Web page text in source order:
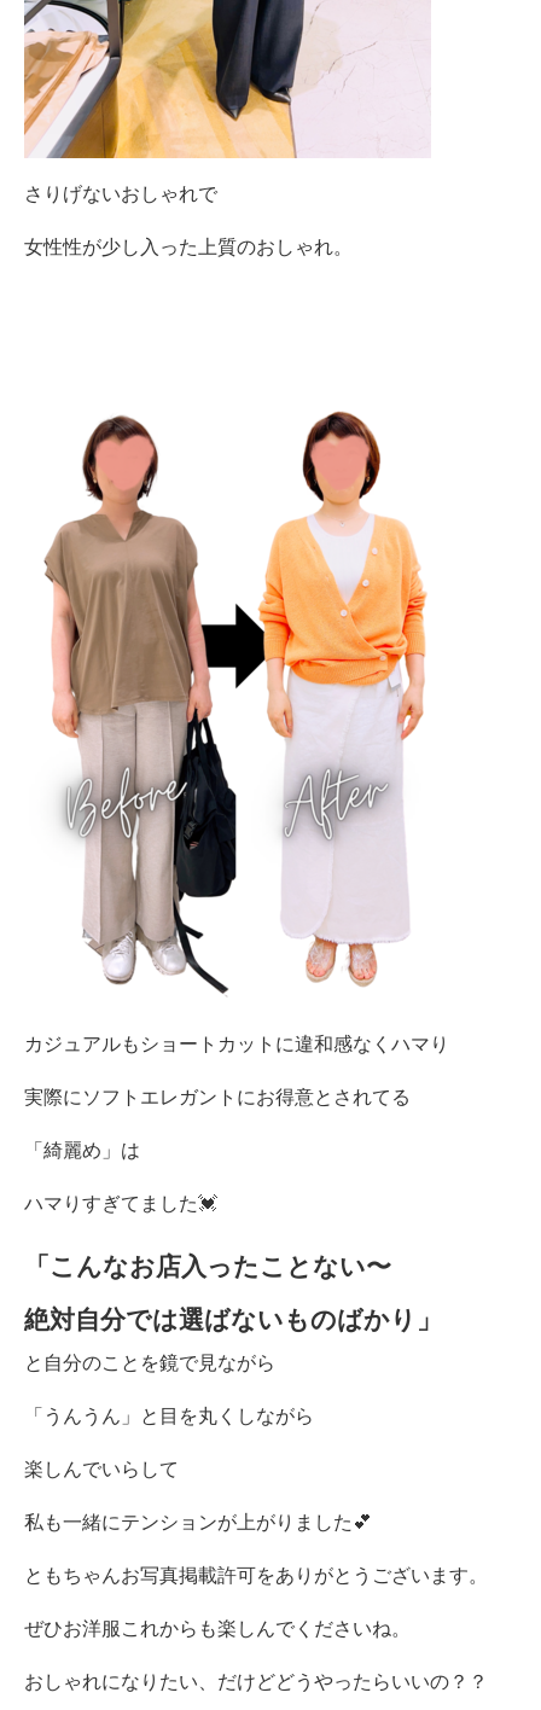
さりげないおしゃれで
女性性が少し入った上質のおしゃれ。
カジュアルもショートカットに違和感なくハマり
実際にソフトエレガントにお得意とされてる
「綺麗め」は
ハマりすぎてました💓
「こんなお店入ったことない〜
絶対自分では選ばないものばかり」
と自分のことを鏡で見ながら
「うんうん」と目を丸くしながら
楽しんでいらして
私も一緒にテンションが上がりました💕
ともちゃんお写真掲載許可をありがとうございます。
ぜひお洋服これからも楽しんでくださいね。
おしゃれになりたい、だけどどうやったらいいの？？